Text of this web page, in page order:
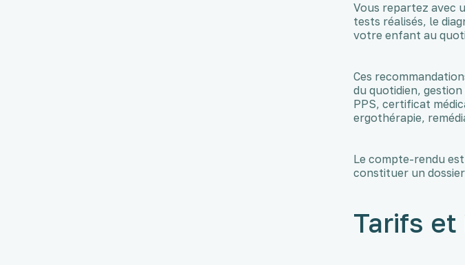
Vous repartez avec
tests réalisés, le
votre enfant au
Ces
du quotidien,
PPS, certificat
ergothérapie,
Le compte-rendu
constituer un
Tarifs